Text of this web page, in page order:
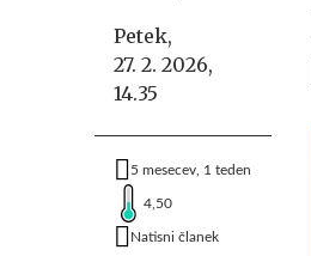
Petek,
27. 2. 2026,
14.35
5 mesecev, 1 teden
4,50
Natisni članek